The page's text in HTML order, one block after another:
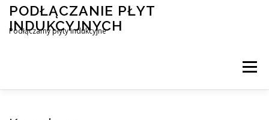
Przejdź
treści
PODŁĄCZANIE PŁYT
INDUKCYJNYCH
Podłączamy płyty indukcyjne
Menu